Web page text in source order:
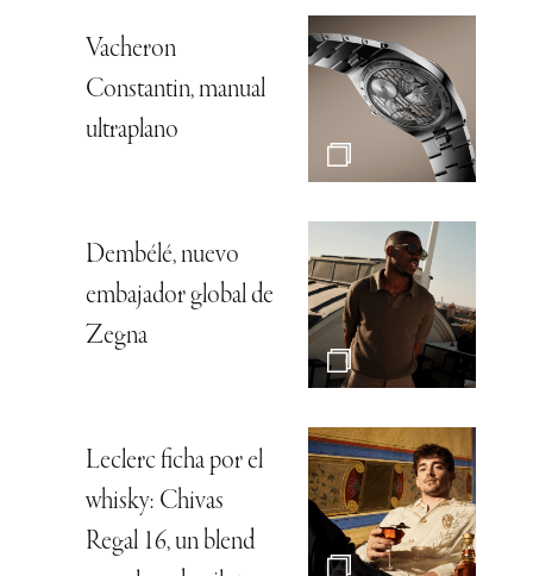
Vacheron
Constantin, manual
ultraplano
Dembélé, nuevo
embajador global de
Zegna
Leclerc ficha por el
whisky: Chivas
Regal 16, un blend